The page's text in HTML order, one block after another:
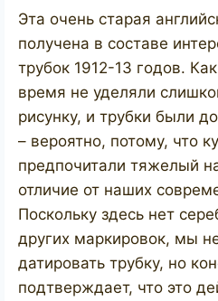
Эта очень старая
получена в составе
трубок 1912-13 годов.
время не уделяли
рисунку, и трубки были
– вероятно, потому, что
предпочитали тяжелый
отличие от наших
Поскольку здесь нет
других маркировок, мы
датировать трубку, но
подтверждает, что это